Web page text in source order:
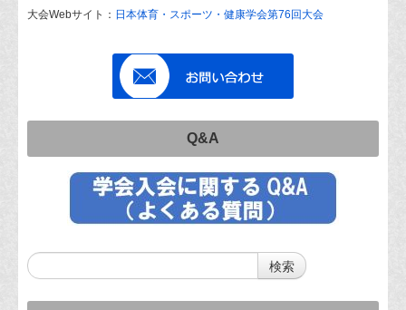
大会Webサイト： 日本体育・スポーツ・健康学会第76回大会
Q&A